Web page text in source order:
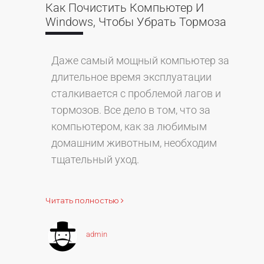
Как Почистить Компьютер И
Windows, Чтобы Убрать Тормоза
Даже самый мощный компьютер за
длительное время эксплуатации
сталкивается с проблемой лагов и
тормозов. Все дело в том, что за
компьютером, как за любимым
домашним животным, необходим
тщательный уход.
Читать полностью
admin